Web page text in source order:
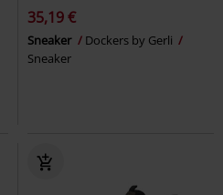
35,19 €
Sneaker
Dockers by Gerli
Sneaker